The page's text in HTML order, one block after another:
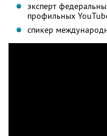
эксперт
профильных
спикер